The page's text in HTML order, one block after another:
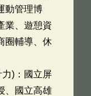
動管理博
業、遊憩資
圈輔導、休
)：國立屏
、國立高雄